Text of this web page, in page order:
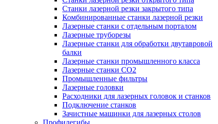
Станки лазерной резки закрытого типа
Комбинированные станки лазерной резки
Лазерные станки с отдельным порталом
Лазерные труборезы
Лазерные станки для обработки двутавровой
балки
Лазерные станки промышленного класса
Лазерные станки CO2
Промышленные фильтры
Лазерные головки
Расходники для лазерных головок и станков
Подключение станков
Зачистные машинки для лазерных столов
Профилегибы